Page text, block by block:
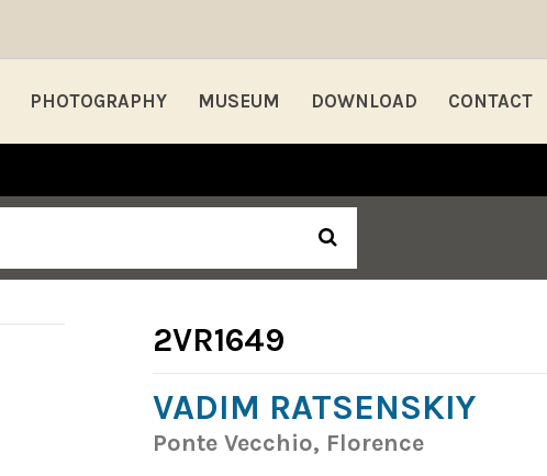
PHOTOGRAPHY MUSEUM DOWNLOAD CONTACT
2VR1649
VADIM RATSENSKIY
Ponte Vecchio, Florence